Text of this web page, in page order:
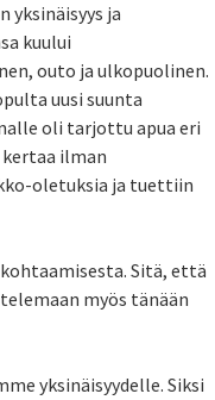
yksinäisyys ja
kuului
outo ja ulkopuolinen.
uusi suunta
oli tarjottu apua eri
ilman
oletuksia ja tuettiin
Sitä, että
myös tänään
yksinäisyydelle. Siksi